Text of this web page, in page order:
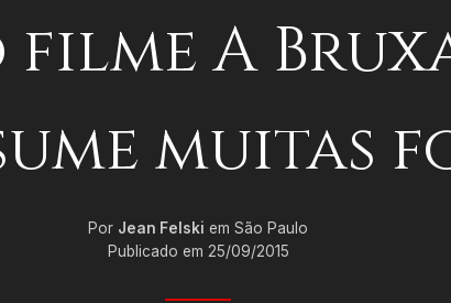
A
muitas
Por Jean Felski em São Paulo
Publicado em 25/09/2015